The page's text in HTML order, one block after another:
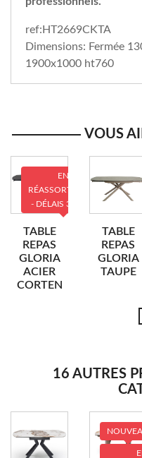
ref:HT2669CKTA
Dimensions: Fermée
1900x1000 ht760
VOUS
TABLE
REPAS
GLORIA
ACIER
CORTEN
EN
RÉASSORTIMENT
- DÉLAIS 3 MOIS
TABLE
REPAS
GLORIA
TAUPE
16 AUTRES